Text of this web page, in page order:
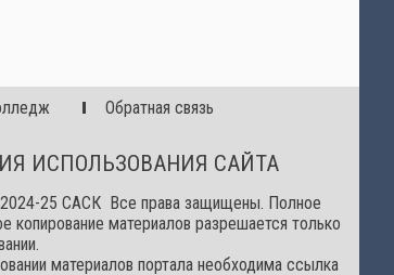
Обратная связь
ИСПОЛЬЗОВАНИЯ САЙТА
25 САСК Все права защищены. Полное
копирование материалов разрешается только
материалов портала необходима ссылка